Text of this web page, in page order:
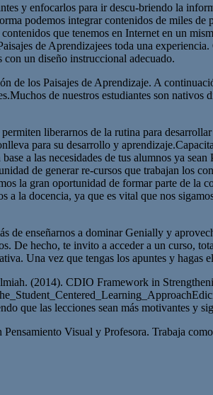
y enfocarlos para ir descu-briendo la
podemos integrar contenidos de miles
que tenemos en Internet en un
de Aprendizajees toda una
un diseño instruccional adecuado.
de los Paisajes de Aprendizaje. A
de nuestros estudiantes son
liberarnos de la rutina para
para su desarrollo y
a las necesidades de tus alumnos ya
de generar re-cursos que trabajan los
la gran oportunidad de formar parte de la
la docencia, ya que es vital que nos
enseñarnos a dominar Genially y
De hecho, te invito a acceder a un curso,
Una vez que tengas los apuntes y hagas
(2014). CDIO Framework in
que las lecciones sean más motivantes y
Visual y Profesora. Trabaja